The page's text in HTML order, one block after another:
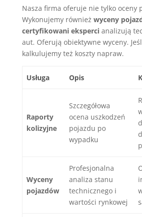
Nasza firma oferuje nie tylko oceny
Wykonujemy również wyceny
certyfikowani ekspercianalizują
aut. Oferują obiektywne wyceny.
kalkulujemy też koszty napraw.
Usługa Opis
Raporty
kolizyjne
Szczegółowa
ocena uszkodzeń
pojazdu po
wypadku
Wyceny
pojazdów
Profesjonalna
analiza stanu
technicznego i
wartości rynkowej